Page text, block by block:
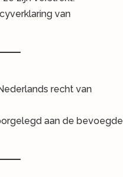
van
recht van
aan de bevoegde